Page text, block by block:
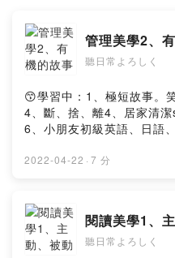
7、料理新手學上菜
8、小朋友初級英語、日語、台語
(業餘，出於好奇，而創建)
😙備註：
第九集＂大俠的故事＂中，老鼠
（請聽＂第十集＂有正確的發音喔
元気ですか？ 私は台湾人です☕️
Czech Republic, Singapore,
どうもありがとうございます
私は専門家ではありませんが、
ました
管理美學2、
聽日常よろしく
😙學習中：1、極短故事。
4、斷、捨、離4、居家清
6、小朋友初級英語、日語
族、家庭品格教育、學生、
行が好きな国：日本、
Singapore, Palau パラオ
育てようとしています🦜台
2022-04-22 · 7 分
閱讀美學1、
聽日常よろしく